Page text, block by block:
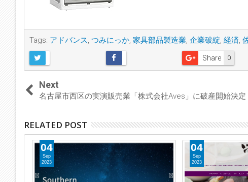
Tags: アドバンス, つみにっか, 家具部品製造業, 企業破綻, 経済,
0
Share
Next
名古屋市西区の実演販売業「株式会社Aves」に破産開始決定
RELATED POST
04
Sep
2023
04
Sep
2023